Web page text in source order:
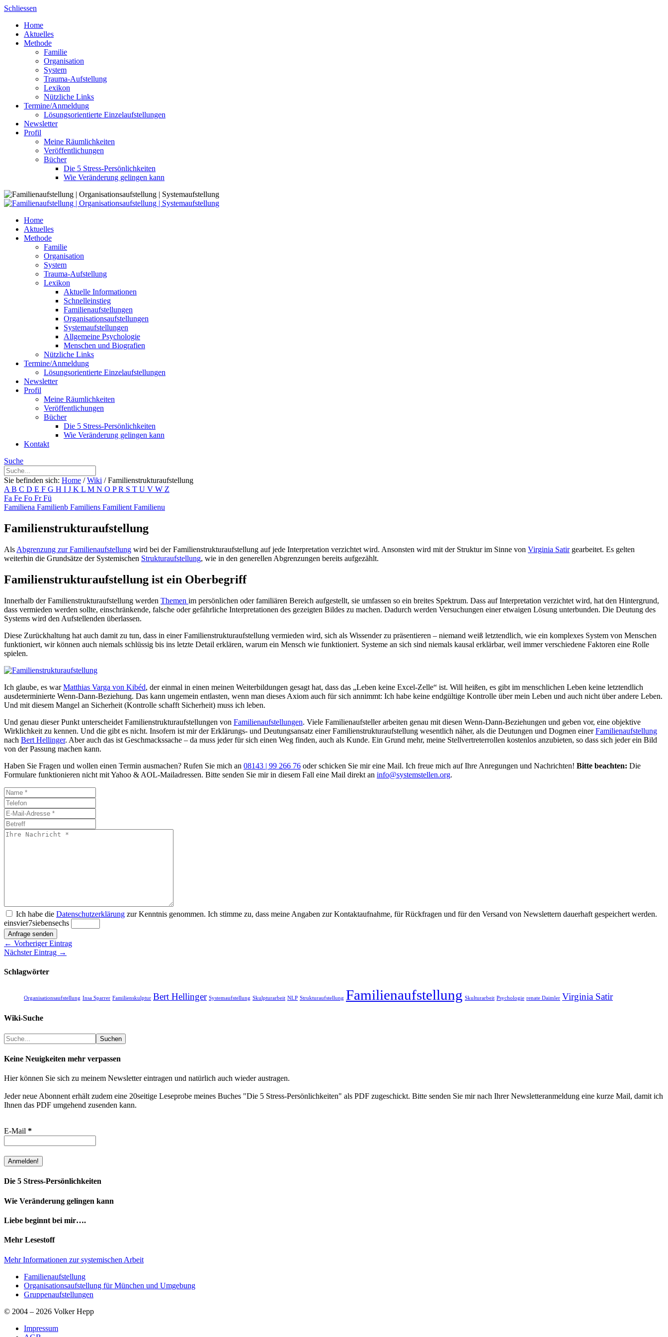
Skip
content
Schliessen
Home
Aktuelles
Methode
Familie
Organisation
System
Trauma-Aufstellung
Lexikon
Nützliche Links
Termine/Anmeldung
Lösungsorientierte Einzelaufstellungen
Newsletter
Profil
Meine Räumlichkeiten
Veröffentlichungen
Bücher
Die 5 Stress-Persönlichkeiten
Wie Veränderung gelingen kann
Home
Aktuelles
Methode
Familie
Organisation
System
Trauma-Aufstellung
Lexikon
Aktuelle Informationen
Schnelleinstieg
Familienaufstellungen
Organisationsaufstellungen
Systemaufstellungen
Allgemeine Psychologie
Menschen und Biografien
Nützliche Links
Termine/Anmeldung
Lösungsorientierte Einzelaufstellungen
Newsletter
Profil
Meine Räumlichkeiten
Veröffentlichungen
Bücher
Die 5 Stress-Persönlichkeiten
Wie Veränderung gelingen kann
Kontakt
Suche
Sie befinden sich: Home / Wiki / Familienstrukturaufstellung
A B C D E F G H I J K L M N O PR S T U V W Z
Fa Fe Fo FrFü
Familiena Familienb Familiens Familient Familienu
Familienstrukturaufstellung
Als Abgrenzung zur Familienaufstellung wird bei der Familienstrukturaufstellung auf jede Interpretation verzichtet wird. Ansonsten wird mit der Struktur im Sinne von Virginia Satirgearbeitet. Es gelten
weiterhin die Grundsätze der Systemischen Strukturaufstellung, wie in den generellen Abgrenzungen bereits aufgezählt.
Familienstrukturaufstellung ist ein Oberbegriff
Innerhalb der Familienstrukturaufstellung werden Themen im persönlichen oder familiären Bereich aufgestellt, sie umfassen so ein breites Spektrum. Dass auf Interpretation verzichtet wird, hat den Hintergrund,
dass vermieden werden sollte, einschränkende, falsche oder gefährliche Interpretationen des gezeigten Bildes zu machen. Dadurch werden Versuchungen einer etwaigen Lösung unterbunden. Die Deutung des
Systems wird den Aufstellenden überlassen.
Diese Zurückhaltung hat auch damit zu tun, dass in einer Familienstrukturaufstellung vermieden wird, sich als Wissender zu präsentieren – niemand weiß letztendlich, wie ein komplexes System von Menschen
funktioniert, wir können auch niemals schlüssig bis ins letzte Detail erklären, warum ein Mensch wie funktioniert. Systeme an sich sind niemals kausal erklärbar, weil immer verschiedene Faktoren eine Rolle
spielen.
Ich glaube, es warMatthias Varga von Kibéd, der einmal in einen meinen Weiterbildungen gesagt hat, dass das „Leben keine Excel-Zelle“ ist. Will heißen, es gibt im menschlichen Leben keine letztendlich
ausdeterminierte Wenn-Dann-Beziehung. Das kann ungemein entlasten, wenn man dieses Axiom auch für sich annimmt: Ich habe keine endgültige Kontrolle über mein Leben und auch nicht über andere Leben.
Und mit diesem Mangel an Sicherheit (Kontrolle schafft Sicherheit) muss ich leben.
Und genau dieser Punkt unterscheidet Familienstrukturaufstellungen von Familienaufstellungen. Viele Familienaufsteller arbeiten genau mit diesen Wenn-Dann-Beziehungen und geben vor, eine objektive
Wirklichkeit zu kennen. Und die gibt es nicht. Insofern ist mir der Erklärungs- und Deutungsansatz einer Familienstrukturaufstellung wesentlich näher, als die Deutungen und Dogmen einerFamilienaufstellung
nach Bert Hellinger. Aber auch das ist Geschmackssache – da muss jeder für sich einen Weg finden, auch als Kunde. Ein Grund mehr, meine Stellvertreterrollen kostenlos anzubieten, so dass sich jeder ein Bild
von der Passung machen kann.
Haben Sie Fragen und wollen einen Termin ausmachen? Rufen Sie mich an 08143 | 99 266 76 oder schicken Sie mir eine Mail. Ich freue mich auf Ihre Anregungen und Nachrichten! Bitte beachten: Die
Formulare funktionieren nicht mit Yahoo & AOL-Mailadressen. Bitte senden Sie mir in diesem Fall eine Mail direkt an info@systemstellen.org.
Ich habe die Datenschutzerklärung zur Kenntnis genommen. Ich stimme zu, dass meine Angaben zur Kontaktaufnahme, für Rückfragen und für den Versand von Newslettern dauerhaft gespeichert werden.
einsvier7siebensechs
Anfrage senden
← Vorheriger Eintrag
Nächster Eintrag →
Schlagwörter
Organisationsaufstellung Insa Sparrer Familienskulptur Bert Hellinger Systemaufstellung Skulpturarbeit NLP Strukturaufstellung Familienaufstellung Skulturarbeit Psychologie renate Daimler Virginia Satir
Wiki-Suche
Suchen Suchen
Keine Neuigkeiten mehr verpassen
Hier können Sie sich zu meinem Newsletter eintragen und natürlich auch wieder austragen.
Jeder neue Abonnent erhält zudem eine 20seitige Leseprobe meines Buches "Die 5 Stress-Persönlichkeiten" als PDF zugeschickt. Bitte senden Sie mir nach Ihrer Newsletteranmeldung eine kurze Mail, damit ich
Ihnen das PDF umgehend zusenden kann.
E-Mail *
Die 5 Stress-Persönlichkeiten
Wie Veränderung gelingen kann
Liebe beginnt bei mir….
Mehr Lesestoff
Mehr Informationen zur systemischen Arbeit
Familienaufstellung
Organisationsaufstellung für München und Umgebung
Gruppenaufstellungen
© 2004 – 2026 Volker Hepp
Impressum